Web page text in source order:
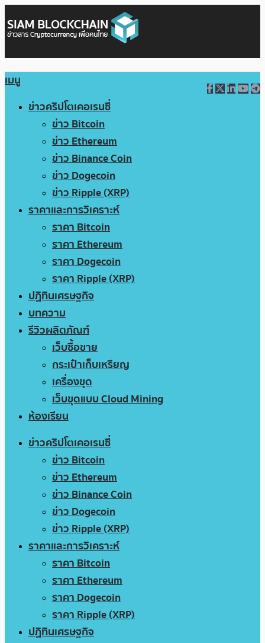
เมนู
ข่าวคริปโตเคอเรนซี่
ข่าว Bitcoin
ข่าว Ethereum
ข่าว Binance Coin
ข่าว Dogecoin
ข่าว Ripple (XRP)
ราคาและการวิเคราะห์
ราคา Bitcoin
ราคา Ethereum
ราคา Dogecoin
ราคา Ripple (XRP)
ปฏิทินเศรษฐกิจ
บทความ
รีวิวผลิตภัณฑ์
เว็บซื้อขาย
กระเป๋าเก็บเหรียญ
เครื่องขุด
เว็บขุดแบบ Cloud Mining
ห้องเรียน
ข่าวคริปโตเคอเรนซี่
ข่าว Bitcoin
ข่าว Ethereum
ข่าว Binance Coin
ข่าว Dogecoin
ข่าว Ripple (XRP)
ราคาและการวิเคราะห์
ราคา Bitcoin
ราคา Ethereum
ราคา Dogecoin
ราคา Ripple (XRP)
ปฏิทินเศรษฐกิจ